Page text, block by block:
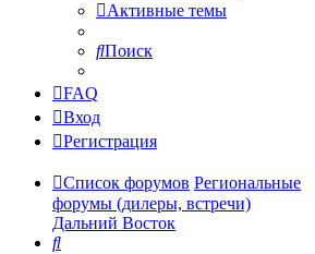
Активные темы
Поиск
FAQ
Вход
Регистрация
Список форумов Региональные
форумы (дилеры, встречи)
Дальний Восток
Поиск